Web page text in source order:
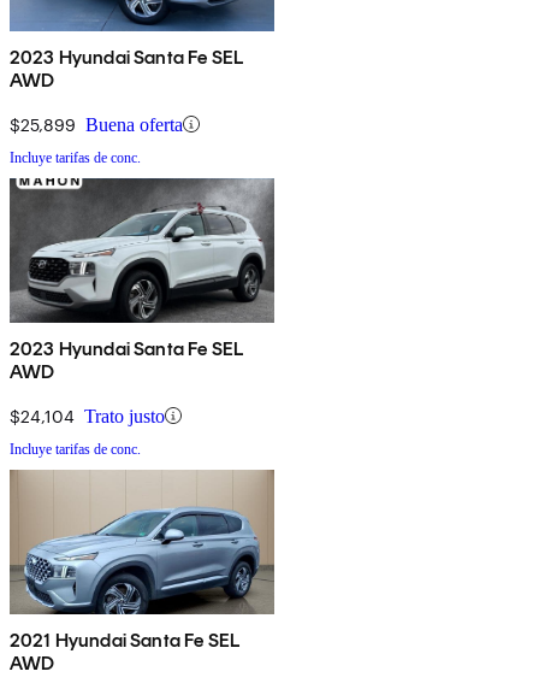
2023 Hyundai Santa Fe SEL
AWD
$25,899 Buena oferta
Incluye tarifas de conc.
2023 Hyundai Santa Fe SEL
AWD
$24,104 Trato justo
Incluye tarifas de conc.
2021 Hyundai Santa Fe SEL
AWD